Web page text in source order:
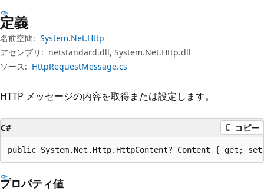
定義
名前空間: System.Net.Http
アセンブリ: netstandard.dll, System.Net.Http.dll
ソース: HttpRequestMessage.cs
HTTP メッセージの内容を取得または設定します。
C# コピー
public System.Net.Http.HttpContent? Content { get;
プロパティ値